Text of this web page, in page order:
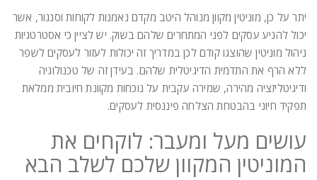
יתר על כן, מוניטין מקוון מנוהל היטב מקדם נאמנות לקוחות וסנגור, אשר
יכול להניע עסקים לפני המתחרים שלהם בשוק. יש לציין כי אסטרטגיות
ניהול מוניטין שהוצגו קודם לכן במדריך זה יכולות לעזור לעסקים לשפר
ללא הרף את התדמית הדיגיטלית שלהם. בעידן זה של טכנולוגיה
ודיגיטליזציה מהירה, שמירה עקבית על נוכחות מקוונת חיובית ממלאת
תפקיד חיוני בהבטחת הצלחה פיננסית לעסקים.
עושים מעל ומעבר: לוקחים את
המוניטין המקוון שלכם לשלב הבא